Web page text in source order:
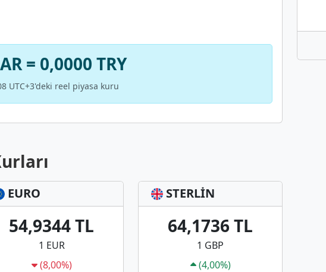
= 0,0000 TRY
UTC+3'deki reel piyasa kuru
EURO
54,9344 TL
1 EUR
(8,00%)
STERLİN
64,1736 TL
1 GBP
(4,00%)